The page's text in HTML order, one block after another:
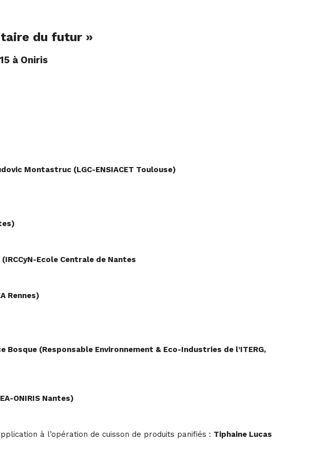
du futur »
à Oniris
Montastruc (LGC-ENSIACET Toulouse)
Ecole Centrale de Nantes
Rennes)
Bosque (Responsable Environnement & Eco-Industries de l’ITERG,
ONIRIS Nantes)
à l’opération de cuisson de produits panifiés : Tiphaine Lucas